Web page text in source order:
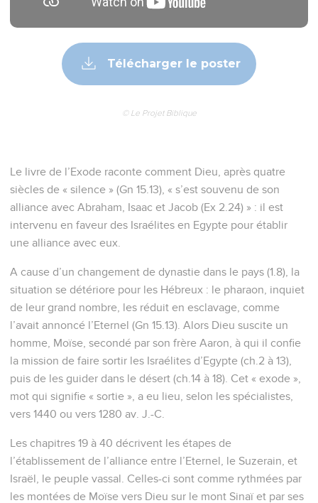
Télécharger le poster
© Le Projet Biblique
Le livre de l’Exode raconte comment Dieu, après quatre
siècles de « silence » (Gn 15.13), « s’est souvenu de son
alliance avec Abraham, Isaac et Jacob (Ex 2.24) » : il est
intervenu en faveur des Israélites en Egypte pour établir
une alliance avec eux.
A cause d’un changement de dynastie dans le pays (1.8), la
situation se détériore pour les Hébreux : le pharaon, inquiet
de leur grand nombre, les réduit en esclavage, comme
l’avait annoncé l’Eternel (Gn 15.13). Alors Dieu suscite un
homme, Moïse, secondé par son frère Aaron, à qui il confie
la mission de faire sortir les Israélites d’Egypte (ch.2 à 13),
puis de les guider dans le désert (ch.14 à 18). Cet « exode »,
mot qui signifie « sortie », a eu lieu, selon les spécialistes,
vers 1440 ou vers 1280 av. J.-C.
Les chapitres 19 à 40 décrivent les étapes de
l’établissement de l’alliance entre l’Eternel, le Suzerain, et
Israël, le peuple vassal. Celles-ci sont comme rythmées par
les montées de Moïse vers Dieu sur le mont Sinaï et par ses